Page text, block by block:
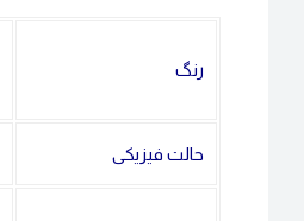
رنگ
حالت فیزیکی